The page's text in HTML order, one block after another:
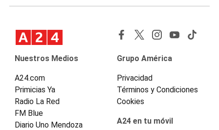
Nuestros Medios
A24.com
Primicias Ya
Radio La Red
FM Blue
Diario Uno Mendoza
Grupo América
Privacidad
Términos y Condiciones
Cookies
A24 en tu móvil